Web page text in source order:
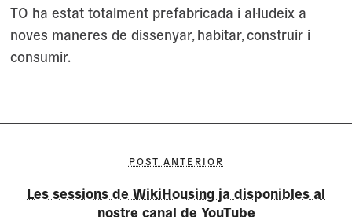
TO ha estat totalment prefabricada i al·ludeix a
noves maneres de dissenyar, habitar, construir i
consumir.
POST ANTERIOR
Les sessions de WikiHousing ja disponibles al
nostre canal de YouTube